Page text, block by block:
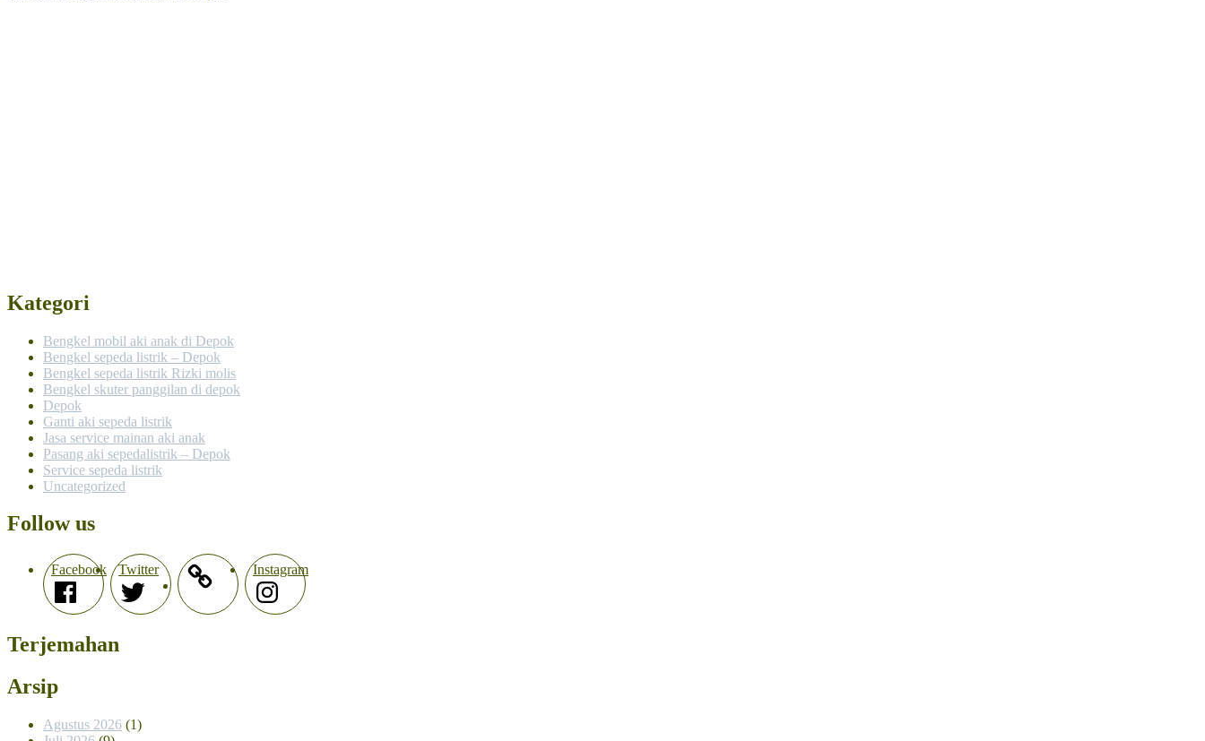
Kategori
Bengkel mobil aki anak di Depok
Bengkel sepeda listrik – Depok
Bengkel sepeda listrik Rizki molis
Bengkel skuter panggilan di depok
Depok
Ganti aki sepeda listrik
Jasa service mainan aki anak
Pasang aki sepedalistrik – Depok
Service sepeda listrik
Uncategorized
Follow us
Facebook Twitter Instagram
Terjemahan
Arsip
Agustus 2026 (1)